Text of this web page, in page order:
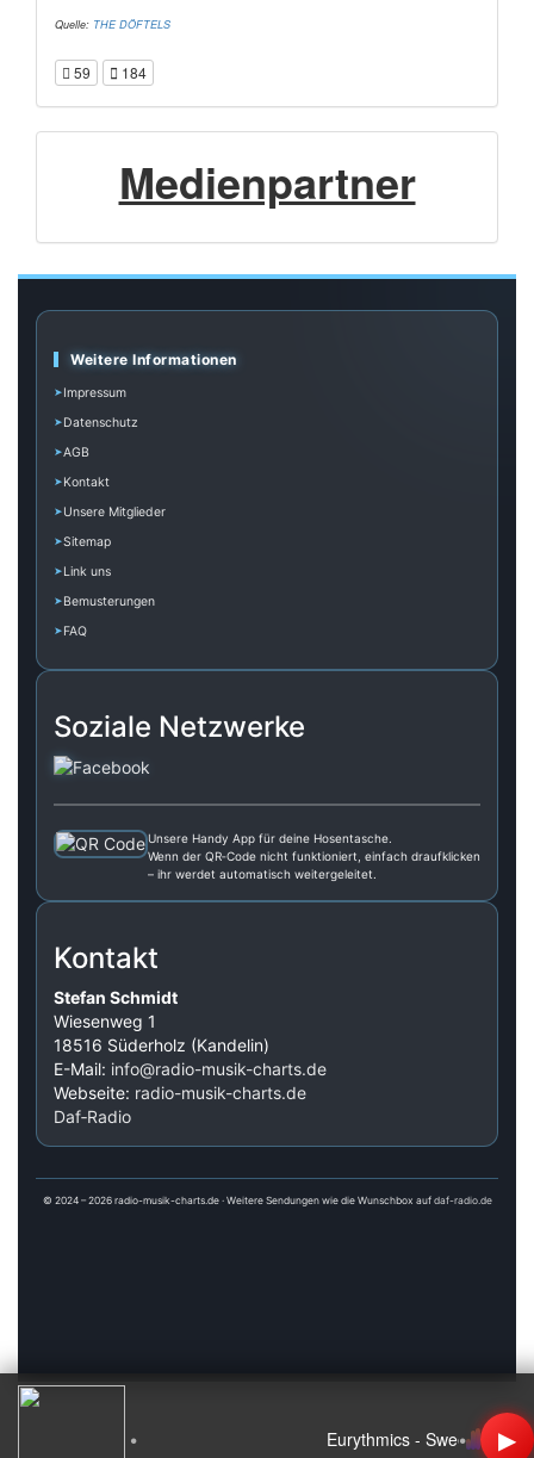
Quelle: THE DÖFTELS
59 184
Medienpartner
Weitere Informationen
Impressum
Datenschutz
AGB
Kontakt
Unsere Mitglieder
Sitemap
Link uns
Bemusterungen
FAQ
Soziale Netzwerke
Unsere Handy App für deine Hosentasche.
Wenn der QR‑Code nicht funktioniert, einfach draufklicken
– ihr werdet automatisch weitergeleitet.
Kontakt
Stefan Schmidt
Wiesenweg 1
18516 Süderholz (Kandelin)
E-Mail: info@radio-musik-charts.de
Webseite: radio-musik-charts.de
Daf‑Radio
© 2024 – 2026 radio-musik-charts.de · Weitere Sendungen wie die Wunschbox auf daf-radio.de
• Eurythmics - Sweet
• ▶